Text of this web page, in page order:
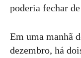
poderia fechar
Em uma manhã
dezembro, há